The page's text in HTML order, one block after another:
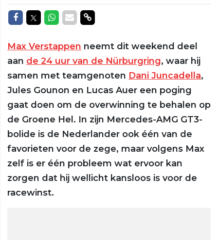
Delen op Facebook
Delen op Twitter
Delen op Whatsapp
Delen via Mail
Delen via link
Max Verstappen neemt dit weekend deel
aan de 24 uur van de Nürburgring, waar hij
samen met teamgenoten Dani Juncadella,
Jules Gounon en Lucas Auer een poging
gaat doen om de overwinning te behalen op
de Groene Hel. In zijn Mercedes-AMG GT3-
bolide is de Nederlander ook één van de
favorieten voor de zege, maar volgens Max
zelf is er één probleem wat ervoor kan
zorgen dat hij wellicht kansloos is voor de
racewinst.